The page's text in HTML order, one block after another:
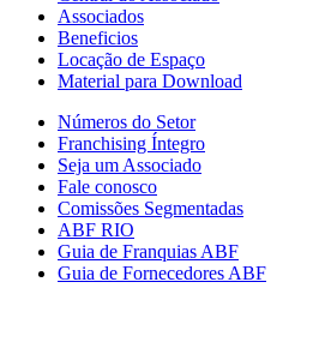
Associados
Beneficios
Locação de Espaço
Material para Download
Números do Setor
Franchising Íntegro
Seja um Associado
Fale conosco
Comissões Segmentadas
ABF RIO
Guia de Franquias ABF
Guia de Fornecedores ABF